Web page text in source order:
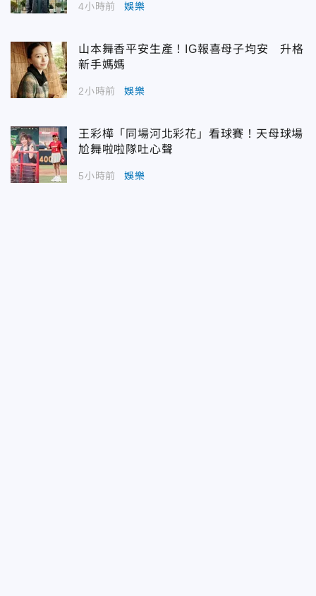
4小時前 娛樂
山本舞香平安生產！IG報喜母子均安 升格
新手媽媽
2小時前 娛樂
王彩樺「同場河北彩花」看球賽！天母球場
尬舞啦啦隊吐心聲
5小時前 娛樂